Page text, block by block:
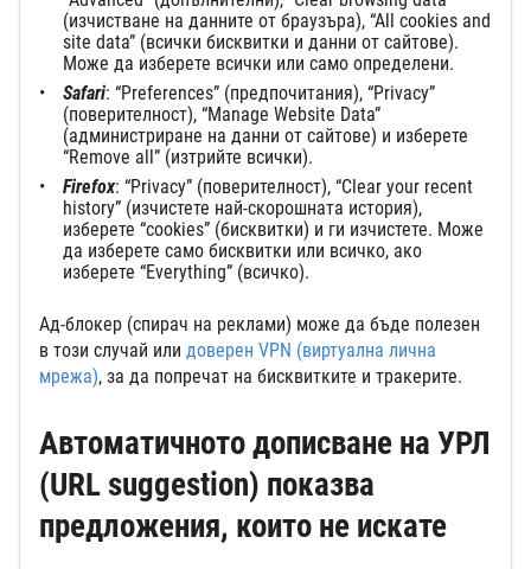
(изчистване на данните от браузъра), “All cookies and
site data” (всички бисквитки и данни от сайтове).
Може да изберете всички или само определени.
Safari: “Preferences” (предпочитания), “Privacy”
(поверителност), “Manage Website Data”
(администриране на данни от сайтове) и изберете
“Remove all” (изтрийте всички).
Firefox: “Privacy” (поверителност), “Clear your recent
history” (изчистете най-скорошната история),
изберете “cookies” (бисквитки) и ги изчистете. Може
да изберете само бисквитки или всичко, ако
изберете “Everything” (всичко).
Ад-блокер (спирач на реклами) може да бъде полезен
в този случай или доверен VPN (виртуална лична
мрежа), за да попречат на бисквитките и тракерите.
Автоматичното дописване на УРЛ
(URL suggestion) показва
предложения, които не искате